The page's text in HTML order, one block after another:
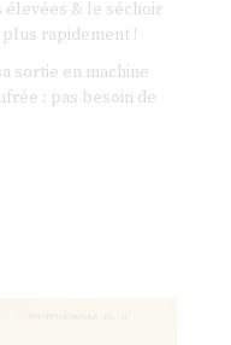
& le séchoir
rapidement !
sortie en machine
: pas besoin de